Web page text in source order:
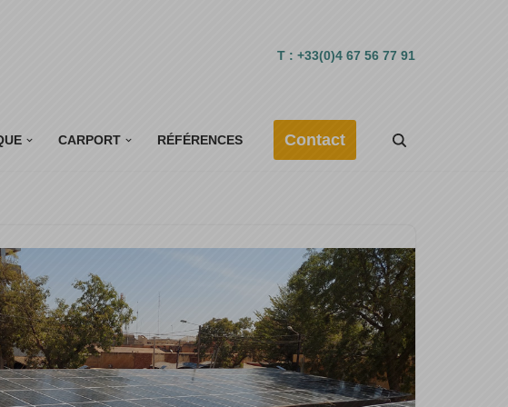
T : +33(0)4 67 56 77 91
CARPORT RÉFÉRENCES Contact